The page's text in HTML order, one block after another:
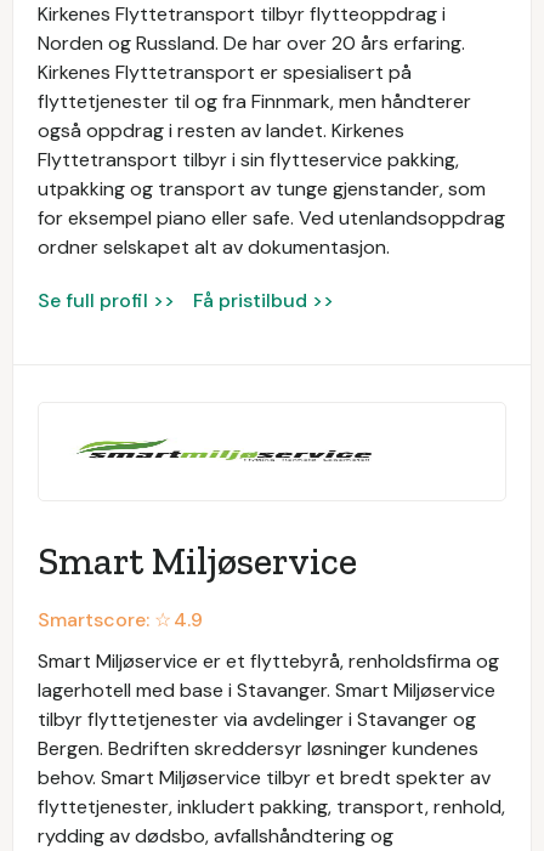
Kirkenes Flyttetransport tilbyr flytteoppdrag i
Norden og Russland. De har over 20 års erfaring.
Kirkenes Flyttetransport er spesialisert på
flyttetjenester til og fra Finnmark, men håndterer
også oppdrag i resten av landet. Kirkenes
Flyttetransport tilbyr i sin flytteservice pakking,
utpakking og transport av tunge gjenstander, som
for eksempel piano eller safe. Ved utenlandsoppdrag
ordner selskapet alt av dokumentasjon.
Se full profil >> Få pristilbud >>
Smart Miljøservice
Smartscore: ☆4.9
Smart Miljøservice er et flyttebyrå, renholdsfirma og
lagerhotell med base i Stavanger. Smart Miljøservice
tilbyr flyttetjenester via avdelinger i Stavanger og
Bergen. Bedriften skreddersyr løsninger kundenes
behov. Smart Miljøservice tilbyr et bredt spekter av
flyttetjenester, inkludert pakking, transport, renhold,
rydding av dødsbo, avfallshåndtering og